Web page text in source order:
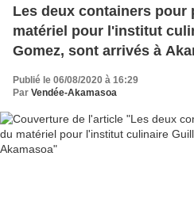
Les deux containers pour
matériel pour l'institut
Gomez, sont arrivés à
Publié le 06/08/2020 à 16:29
Par Vendée-Akamasoa